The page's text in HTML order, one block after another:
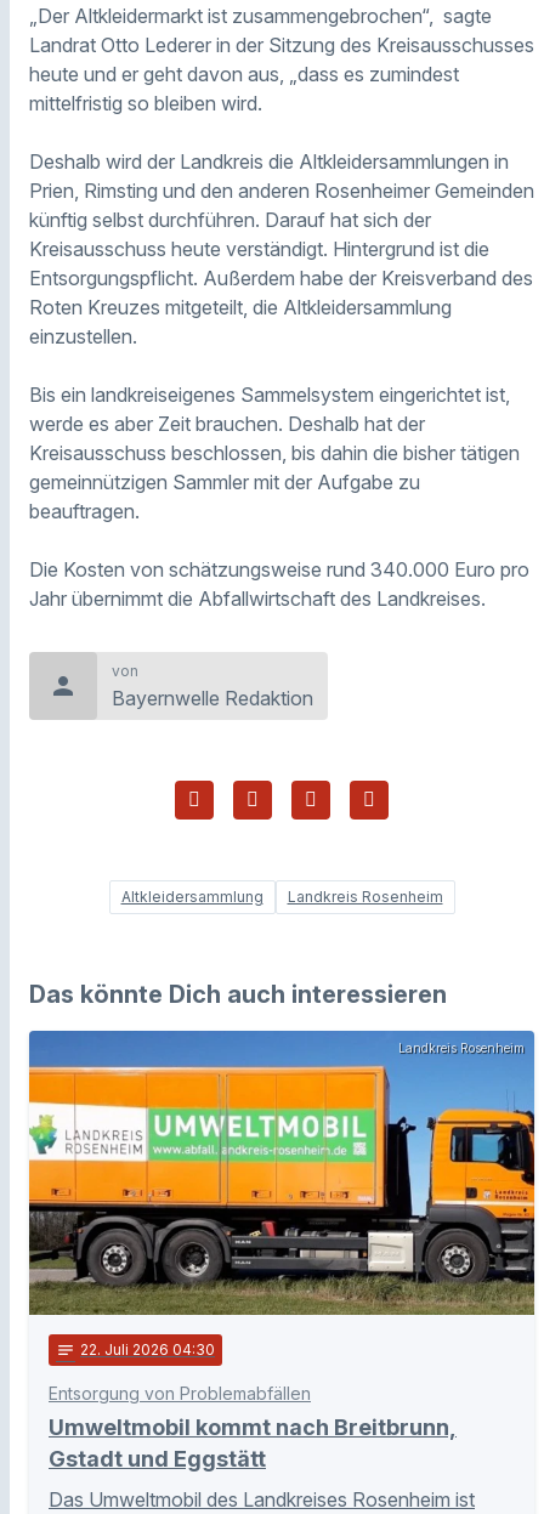
„Der Altkleidermarkt ist zusammengebrochen“, sagte
Landrat Otto Lederer in der Sitzung des Kreisausschusses
heute und er geht davon aus, „dass es zumindest
mittelfristig so bleiben wird.
Deshalb wird der Landkreis die Altkleidersammlungen in
Prien, Rimsting und den anderen Rosenheimer Gemeinden
künftig selbst durchführen. Darauf hat sich der
Kreisausschuss heute verständigt. Hintergrund ist die
Entsorgungspflicht. Außerdem habe der Kreisverband des
Roten Kreuzes mitgeteilt, die Altkleidersammlung
einzustellen.
Bis ein landkreiseigenes Sammelsystem eingerichtet ist,
werde es aber Zeit brauchen. Deshalb hat der
Kreisausschuss beschlossen, bis dahin die bisher tätigen
gemeinnützigen Sammler mit der Aufgabe zu
beauftragen.
Die Kosten von schätzungsweise rund 340.000 Euro pro
Jahr übernimmt die Abfallwirtschaft des Landkreises.
person
von
Bayernwelle Redaktion
Altkleidersammlung Landkreis Rosenheim
Das könnte Dich auch interessieren
Landkreis Rosenheim
notes 22. Juli 2026 04:30
Entsorgung von Problemabfällen
Umweltmobil kommt nach Breitbrunn,
Gstadt und Eggstätt
Das Umweltmobil des Landkreises Rosenheim ist